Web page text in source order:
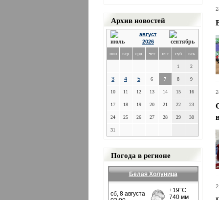
Архив новостей
август
2026
пон втр срд чет пят суб вск
1 2
3 4 5 6 7 8 9
10 11 12 13 14 15 16
17 18 19 20 21 22 23
24 25 26 27 28 29 30
31
Погода в регионе
Белая Холуница